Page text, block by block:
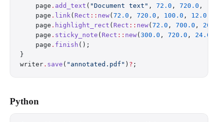
    page
. add_text ( "Document text" , 72.0 , 720.0 ,
    page
. link( Rect :: new( 72.0 , 720.0 , 100.0 , 12.0
    page
. highlight_rect ( Rect :: new( 72.0 , 700.0 ,
    page
. sticky_note ( Rect :: new( 300.0 , 720.0 , 24.0
    page
. finish ();
}
writer . save ( "annotated.pdf" ) ? ;
Python